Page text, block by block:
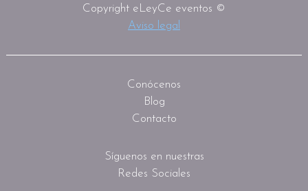
Copyright eLeyCe eventos ©
Aviso legal
Conócenos
Blog
Contacto
Síguenos en nuestras
Redes Sociales